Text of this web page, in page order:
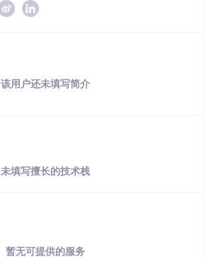
该用户还未填写简介
未填写擅长的技术栈
暂无可提供的服务